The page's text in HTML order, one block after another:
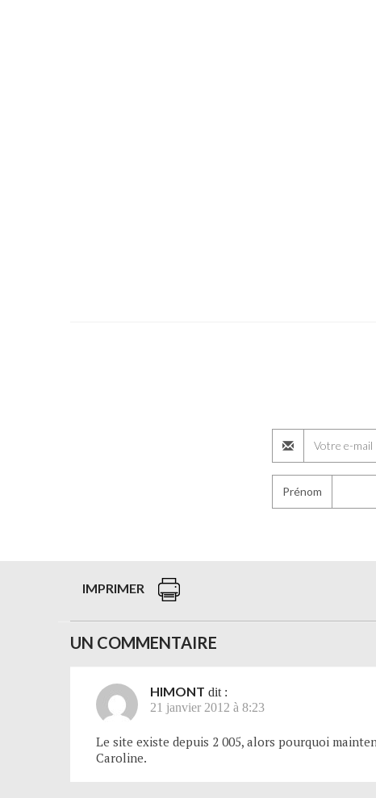
Prénom
IMPRIMER
UN COMMENTAIRE
HIMONT dit :
21 janvier 2012 à 8:23
Le site existe depuis 2 005, alors pourquoi
Caroline.